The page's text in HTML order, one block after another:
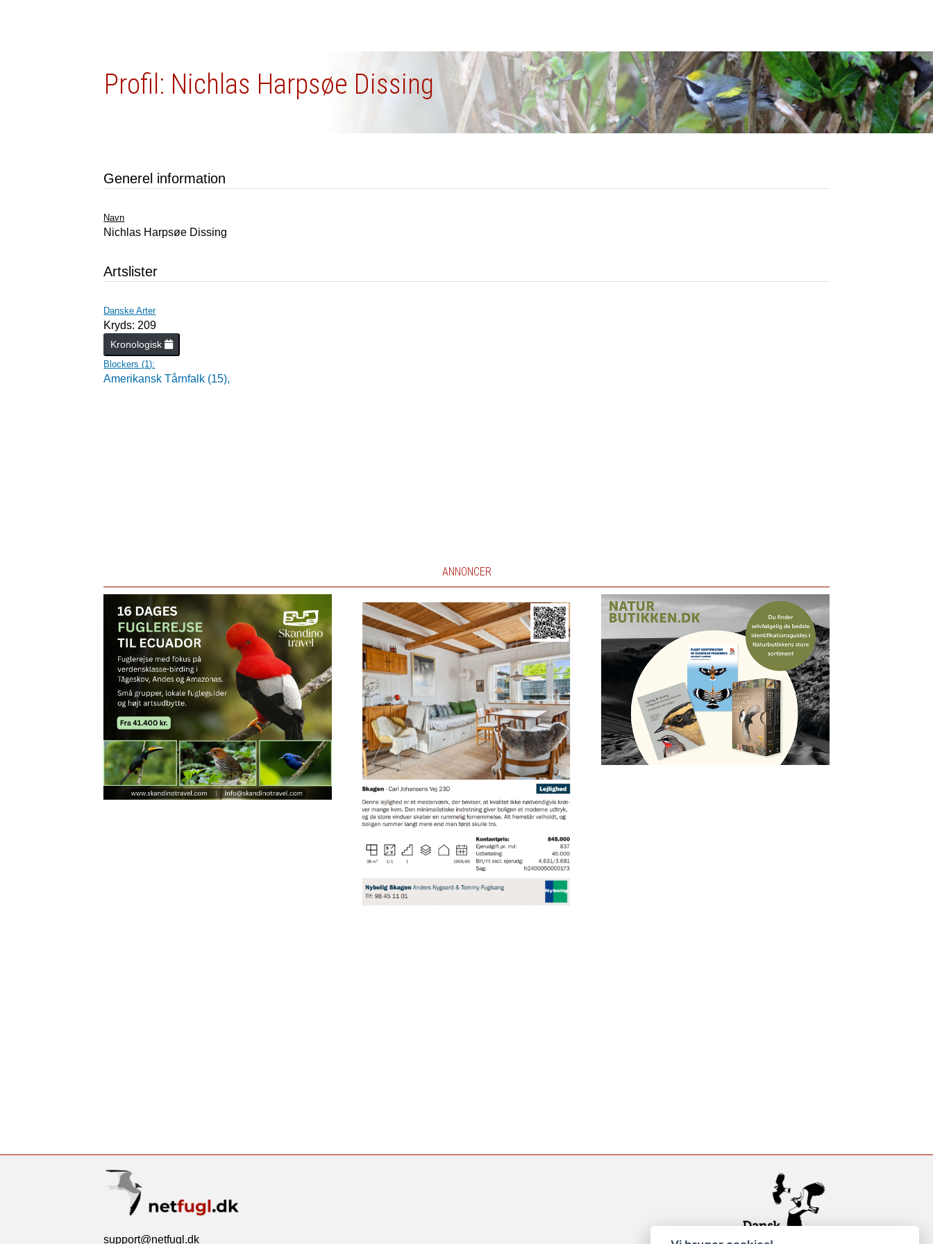
Profil: Nichlas Harpsøe Dissing
Generel information
Navn
Nichlas Harpsøe Dissing
Artslister
Danske Arter
Kryds: 209
Kronologisk
Blockers (1):
Amerikansk Tårnfalk (15),
ANNONCER
support@netfugl.dk